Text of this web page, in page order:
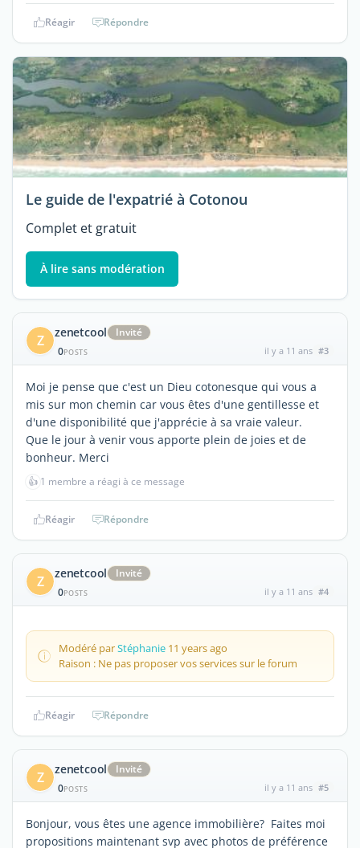
Réagir Répondre
Le guide de l'expatrié à Cotonou
Complet et gratuit
À lire sans modération
Z zenetcool
Invité
0POSTS il y a 11 ans #3
Moi je pense que c'est un Dieu cotonesque qui vous a
mis sur mon chemin car vous êtes d'une gentillesse et
d'une disponibilité que j'apprécie à sa vraie valeur.
Que le jour à venir vous apporte plein de joies et de
bonheur. Merci
👍 1 membre a réagi à ce message
Réagir Répondre
Z zenetcool
Invité
0POSTS il y a 11 ans #4
Modéré parStéphanie 11 years ago
Raison : Ne pas proposer vos services sur le forum
Réagir Répondre
Z zenetcool
Invité
0POSTS il y a 11 ans #5
Bonjour, vous êtes une agence immobilière? Faites moi
propositions maintenant svp avec photos de préférence